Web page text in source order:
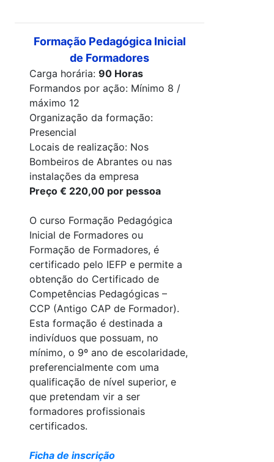
Formação Pedagógica Inicial
de Formadores
Carga horária: 90 Horas
Formandos por ação: Mínimo 8 /
máximo 12
Organização da formação:
Presencial
Locais de realização: Nos
Bombeiros de Abrantes ou nas
instalações da empresa
Preço € 220,00 por pessoa
O curso Formação Pedagógica
Inicial de Formadores ou
Formação de Formadores, é
certificado pelo IEFP e permite a
obtenção do Certificado de
Competências Pedagógicas –
CCP (Antigo CAP de Formador).
Esta formação é destinada a
indivíduos que possuam, no
mínimo, o 9º ano de escolaridade,
preferencialmente com uma
qualificação de nível superior, e
que pretendam vir a ser
formadores profissionais
certificados.
Ficha de inscrição